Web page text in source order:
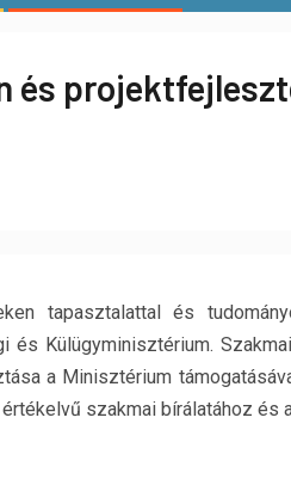
tapasztalattal és
és Külügyminisztérium.
a Minisztérium
szakmai bírálatához és